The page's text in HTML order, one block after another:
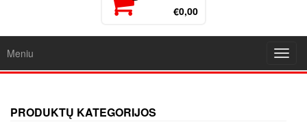
€0,00
Meniu
PRODUKTŲ KATEGORIJOS